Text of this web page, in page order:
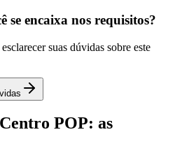
se encaixa nos requisitos?
suas dúvidas sobre este
POP: as